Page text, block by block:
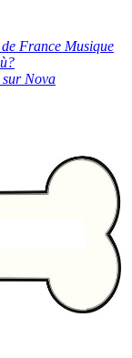
France Musique
sur Nova